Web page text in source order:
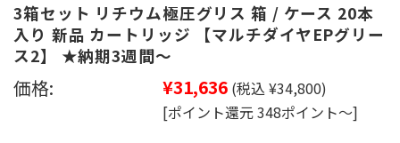
3箱セット リチウム極圧グリス 箱 / ケース 20本
入り 新品 カートリッジ 【マルチダイヤEPグリー
ス2】 ★納期3週間～
価格: ¥31,636 (税込 ¥34,800)
[ポイント還元 348ポイント～]